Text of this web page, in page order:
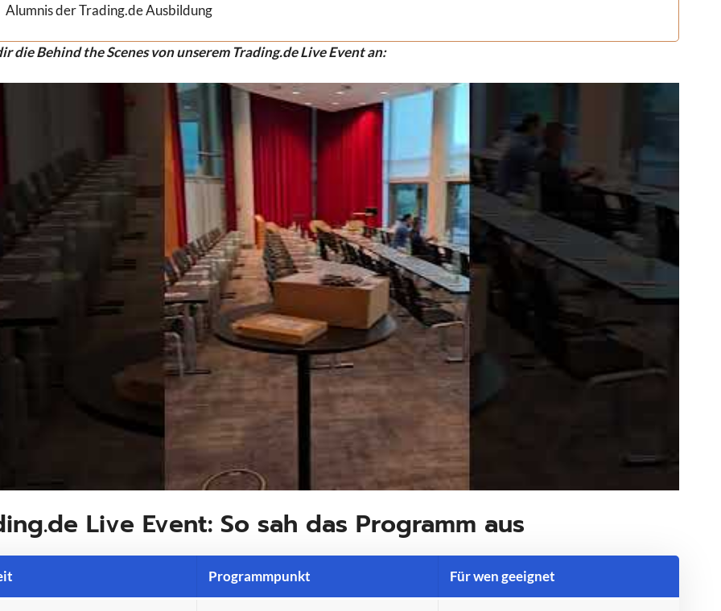
Alumnis der Trading.de Ausbildung
die Behind the Scenes von unserem Trading.de Live Event an:
Live Event: So sah das Programm aus
Programmpunkt Für wen geeignet